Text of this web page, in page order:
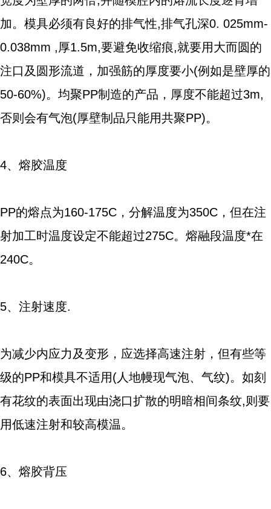
加。模具必须有良好的排气性,排气孔深0. 025mm-
0.038mm ,厚1.5m,要避免收缩痕,就要用大而圆的
注口及圆形流道，加强筋的厚度要小(例如是壁厚的
50-60%)。均聚PP制造的产品，厚度不能超过3m,
否则会有气泡(厚壁制品只能用共聚PP)。
4、熔胶温度
PP的熔点为160-175C，分解温度为350C，但在注
射加工时温度设定不能超过275C。熔融段温度*在
240C。
5、注射速度.
为减少内应力及变形，应选择高速注射，但有些等
级的PP和模具不适用(人地幔现气泡、气纹)。如刻
有花纹的表面出现由浇口扩散的明暗相间条纹,则要
用低速注射和较高模温。
6、熔胶背压